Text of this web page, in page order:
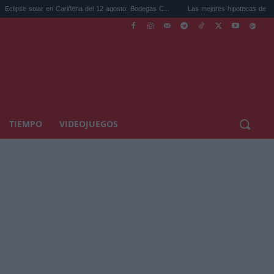
del 12 agosto: Bodegas C... Las mejores hipotecas de agosto: el TAE
TIEMPO VIDEOJUEGOS